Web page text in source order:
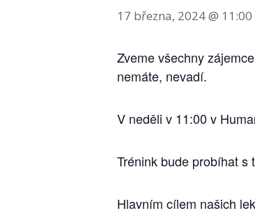
17 března, 2024 @ 11:00
Zveme všechny
nemáte, nevadí.
V neděli v 11:00 v
Trénink bude probíhat s
Hlavním cílem našich